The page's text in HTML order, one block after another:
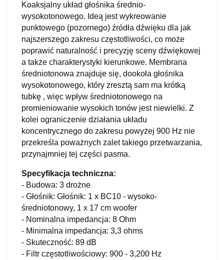
Koaksjalny układ głośnika średnio-
wysokotonowego. Ideą jest wykreowanie
punktowego (pozornego) źródła dźwięku dla jak
najszerszego zakresu częstotliwości, co może
poprawić naturalność i precyzję sceny dźwiękowej
a także charakterystyki kierunkowe. Membrana
średniotonowa znajduje się, dookoła głośnika
wysokotonowego, który zresztą sam ma krótką
tubkę , więc wpływ średniotonowego na
promieniowanie wysokich tonów jest niewielki. Z
kolei ograniczenie działania układu
koncentrycznego do zakresu powyżej 900 Hz nie
przekreśla poważnych zalet takiego przetwarzania,
przynajmniej tej części pasma.
Specyfikacja techniczna:
- Budowa: 3 drożne
- Głośnik: Głośnik: 1 x BC10 - wysoko-
średniotonowy, 1 x 17 cm woofer
- Nominalna impedancja: 8 Ohm
- Minimalna impedancja: 3,3 ohms
- Skuteczność: 89 dB
- Filtr częstotliwościowy: 900 - 3,200 Hz